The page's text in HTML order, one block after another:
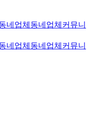
네업체 동네업체 커뮤니
네업체 동네업체 커뮤니